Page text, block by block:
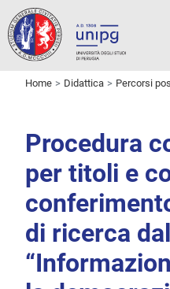
Home Didattica Percorsi
Procedura
per titoli e
di ricerca